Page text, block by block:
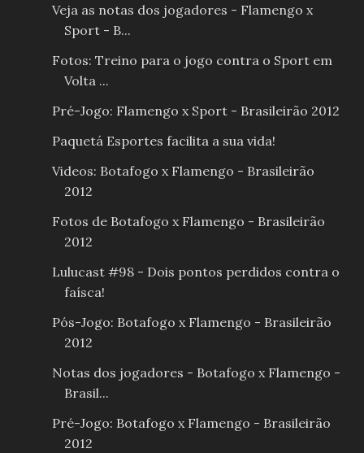
Veja as notas dos jogadores - Flamengo x
Sport - B...
Fotos: Treino para o jogo contra o Sport em
Volta ...
Pré-Jogo: Flamengo x Sport - Brasileirão 2012
Paquetá Esportes facilita a sua vida!
Videos: Botafogo x Flamengo - Brasileirão
2012
Fotos de Botafogo x Flamengo - Brasileirão
2012
Lulucast #98 - Dois pontos perdidos contra o
faísca!
Pós-Jogo: Botafogo x Flamengo - Brasileirão
2012
Notas dos jogadores - Botafogo x Flamengo -
Brasil...
Pré-Jogo: Botafogo x Flamengo - Brasileirão
2012